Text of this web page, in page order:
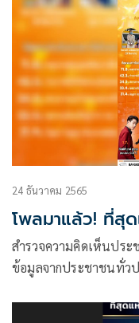
24 ธันวาคม 2565
โพลมาแล้ว! ที่สุ
สำรวจความคิดเห็นประ
ข้อมูลจากประชาชนทั่ว